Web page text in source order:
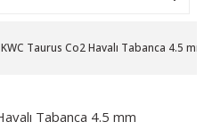
KWC Taurus Co2 Havalı Tabanca 4.5